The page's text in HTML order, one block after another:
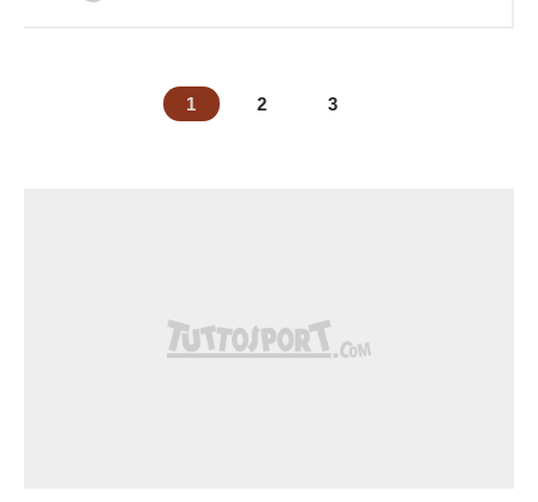
1 2 3